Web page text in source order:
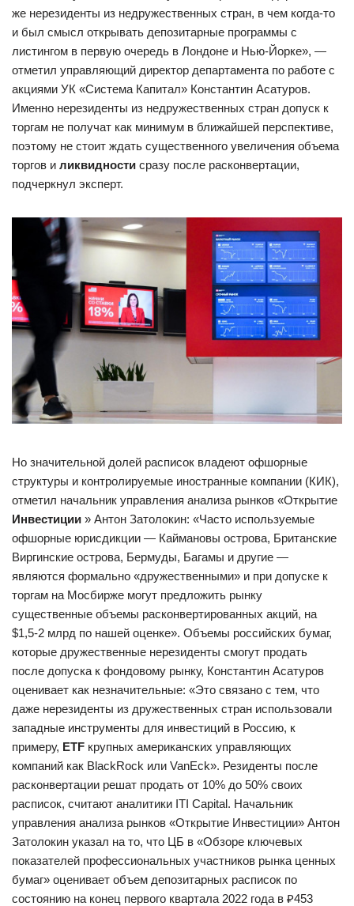
же нерезиденты из недружественных стран, в чем когда-то
и был смысл открывать депозитарные программы с
листингом в первую очередь в Лондоне и Нью-Йорке», —
отметил управляющий директор департамента по работе с
акциями УК «Система Капитал» Константин Асатуров.
Именно нерезиденты из недружественных стран допуск к
торгам не получат как минимум в ближайшей перспективе,
поэтому не стоит ждать существенного увеличения объема
торгов и ликвидности сразу после расконвертации,
подчеркнул эксперт.
Но значительной долей расписок владеют офшорные
структуры и контролируемые иностранные компании (КИК),
отметил начальник управления анализа рынков «Открытие
Инвестиции » Антон Затолокин: «Часто используемые
офшорные юрисдикции — Каймановы острова, Британские
Виргинские острова, Бермуды, Багамы и другие —
являются формально «дружественными» и при допуске к
торгам на Мосбирже могут предложить рынку
существенные объемы расконвертированных акций, на
$1,5-2 млрд по нашей оценке». Объемы российских бумаг,
которые дружественные нерезиденты смогут продать
после допуска к фондовому рынку, Константин Асатуров
оценивает как незначительные: «Это связано с тем, что
даже нерезиденты из дружественных стран использовали
западные инструменты для инвестиций в Россию, к
примеру, ETF крупных американских управляющих
компаний как BlackRock или VanEck». Резиденты после
расконвертации решат продать от 10% до 50% своих
расписок, считают аналитики ITI Capital. Начальник
управления анализа рынков «Открытие Инвестиции» Антон
Затолокин указал на то, что ЦБ в «Обзоре ключевых
показателей профессиональных участников рынка ценных
бумаг» оценивает объем депозитарных расписок по
состоянию на конец первого квартала 2022 года в ₽453